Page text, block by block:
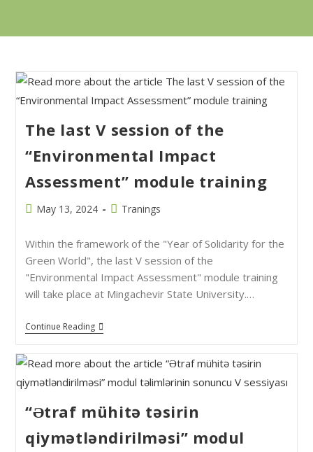
The last V session of the
“Environmental Impact
Assessment” module training
May 13, 2024 Tranings
Within the framework of the "Year of Solidarity for the
Green World", the last V session of the
"Environmental Impact Assessment" module training
will take place at Mingachevir State University.…
Continue Reading
“Ətraf mühitə təsirin
qiymətləndirilməsi” modul